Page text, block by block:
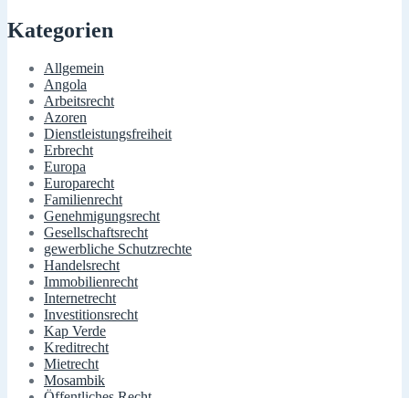
Kategorien
Allgemein
Angola
Arbeitsrecht
Azoren
Dienstleistungsfreiheit
Erbrecht
Europa
Europarecht
Familienrecht
Genehmigungsrecht
Gesellschaftsrecht
gewerbliche Schutzrechte
Handelsrecht
Immobilienrecht
Internetrecht
Investitionsrecht
Kap Verde
Kreditrecht
Mietrecht
Mosambik